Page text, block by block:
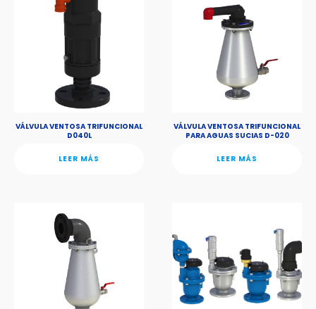
VÁLVULA VENTOSA TRIFUNCIONAL
D040L
LEER MÁS
VÁLVULA VENTOSA TRIFUNCIONAL
PARA AGUAS SUCIAS D-020
LEER MÁS